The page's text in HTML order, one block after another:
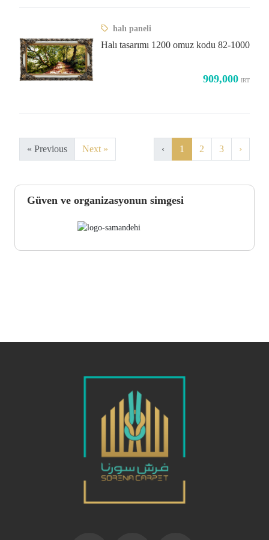
halı paneli
Halı tasarımı 1200 omuz kodu 82-1000
909,000 IRT
« Previous Next » ‹ 1 2 3 ›
Güven ve organizasyonun simgesi